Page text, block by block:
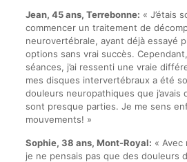
Jean, 45 ans, Terrebonne: « J’étais
commencer un traitement de
neurovertébrale, ayant déjà essayé
options sans vrai succès.
séances, j’ai ressenti une vraie
mes disques intervertébraux a été
douleurs neuropathiques que j’avais
sont presque parties. Je me sens
mouvements! »
Sophie, 38 ans, Mont-Royal: « Avec
je ne pensais pas que des douleurs